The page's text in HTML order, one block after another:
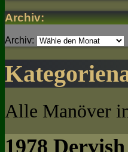
Archiv:
Archiv:
Alle Manöver
1978